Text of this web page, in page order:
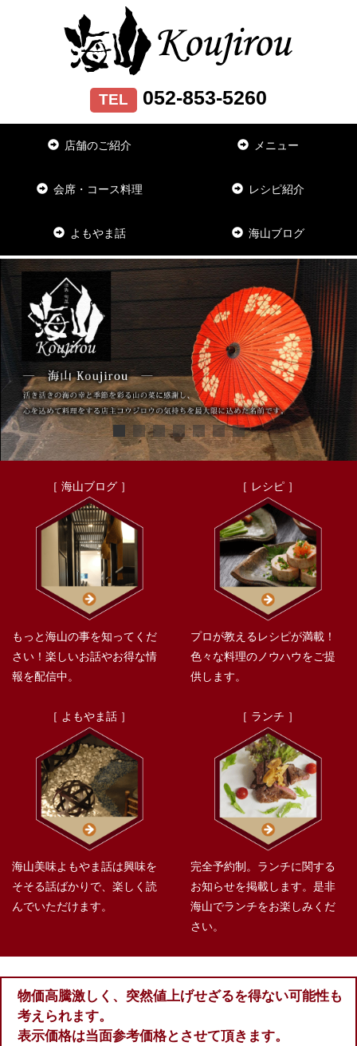
TEL 052-853-5260
店舗のご紹介 メニュー
会席・コース料理 レシピ紹介
よもやま話 海山ブログ
［ 海山ブログ ］
もっと海山の事を知ってくだ
さい！楽しいお話やお得な情
報を配信中。
［ レシピ ］
プロが教えるレシピが満載！
色々な料理のノウハウをご提
供します。
［ よもやま話 ］
海山美味よもやま話は興味を
そそる話ばかりで、楽しく読
んでいただけます。
［ ランチ ］
完全予約制。ランチに関する
お知らせを掲載します。是非
海山でランチをお楽しみくだ
さい。
物価高騰激しく、突然値上げせざるを得ない可能性も
考えられます。
表示価格は当面参考価格とさせて頂きます。